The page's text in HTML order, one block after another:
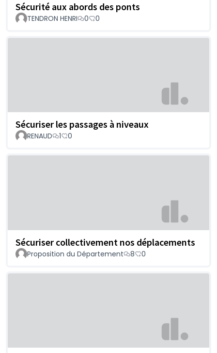
Sécurité aux abords des ponts
TENDRON HENRI 0 0
Sécuriser les passages à niveaux
RENAUD 1 0
Sécuriser collectivement nos déplacements
Proposition du Département 8 0